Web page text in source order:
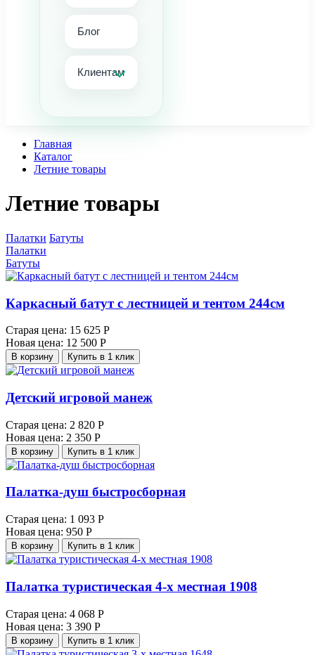
Блог
Клиентам
Главная
Каталог
Летние товары
Летние товары
Палатки Батуты
Палатки
Батуты
Каркасный батут с лестницей и тентом 244см
Старая цена: 15 625 Р
Новая цена: 12 500 Р
В корзину Купить в 1 клик
Детский игровой манеж
Старая цена: 2 820 Р
Новая цена: 2 350 Р
В корзину Купить в 1 клик
Палатка-душ быстросборная
Старая цена: 1 093 Р
Новая цена: 950 Р
В корзину Купить в 1 клик
Палатка туристическая 4-х местная 1908
Старая цена: 4 068 Р
Новая цена: 3 390 Р
В корзину Купить в 1 клик